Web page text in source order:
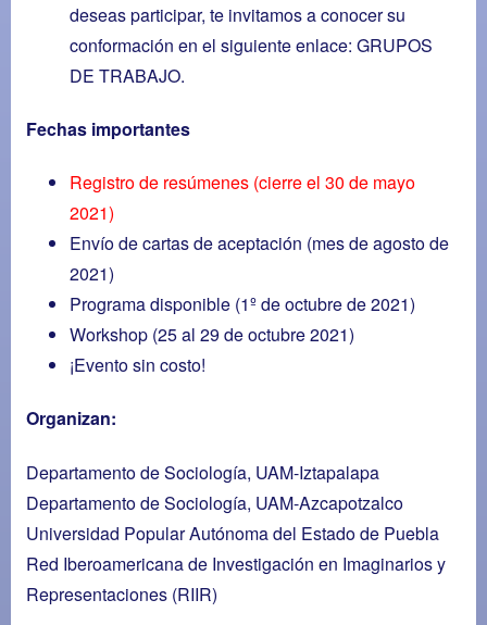
deseas participar, te invitamos a conocer su
conformación en el siguiente enlace: GRUPOS
DE TRABAJO.
Fechas importantes
Registro de resúmenes (cierre el 30 de mayo
2021)
Envío de cartas de aceptación (mes de agosto de
2021)
Programa disponible (1º de octubre de 2021)
Workshop (25 al 29 de octubre 2021)
¡Evento sin costo!
Organizan:
Departamento de Sociología, UAM-Iztapalapa
Departamento de Sociología, UAM-Azcapotzalco
Universidad Popular Autónoma del Estado de Puebla
Red Iberoamericana de Investigación en Imaginarios y
Representaciones (RIIR)